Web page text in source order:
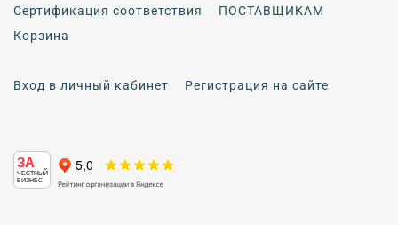
Сертификация соответствия
ПОСТАВЩИКАМ
Корзина
Вход в личный кабинет Регистрация на сайте
ЗА
ЧЕСТНЫЙ
БИЗНЕС